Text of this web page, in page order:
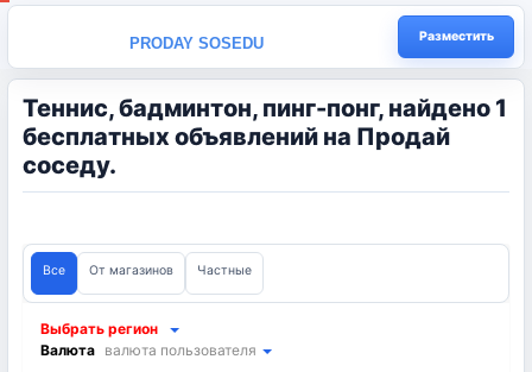
PRODAY SOSEDU Разместить
Теннис, бадминтон, пинг-понг, найдено 1
бесплатных объявлений на Продай
соседу.
Все От магазинов Частные
Выбрать регион
Валюта валюта пользователя